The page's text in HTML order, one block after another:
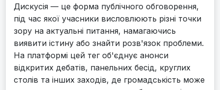
Дискусія — це форма публічного обговорення,
під час якої учасники висловлюють різні точки
зору на актуальні питання, намагаючись
виявити істину або знайти розв'язок проблеми.
На платформі цей тег об'єднує анонси
відкритих дебатів, панельних бесід, круглих
столів та інших заходів, де громадськість може